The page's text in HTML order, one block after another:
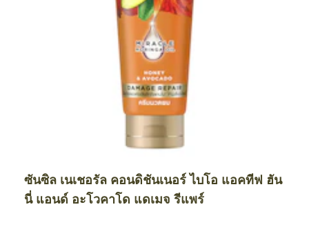
ซันซิล เนเชอรัล คอนดิชันเนอร์ ไบโอ แอคทีฟ ฮัน
นี่ แอนด์ อะโวคาโด แดเมจ รีแพร์